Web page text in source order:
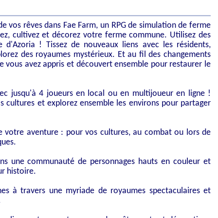
vos rêves dans Fae Farm, un RPG de simulation de ferme
cultivez et décorez votre ferme commune. Utilisez des
! Tissez de nouveaux liens avec les résidents,
des royaumes mystérieux. Et au fil des changements
vous avez appris et découvert ensemble pour restaurer le
jusqu'à 4 joueurs en local ou en multijoueur en ligne !
cultures et explorez ensemble les environs pour partager
votre aventure : pour vos cultures, au combat ou lors de
une communauté de personnages hauts en couleur et
histoire.
à travers une myriade de royaumes spectaculaires et